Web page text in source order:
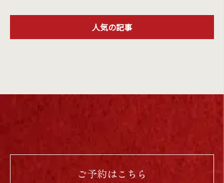
人気の記事
ご予約はこちら